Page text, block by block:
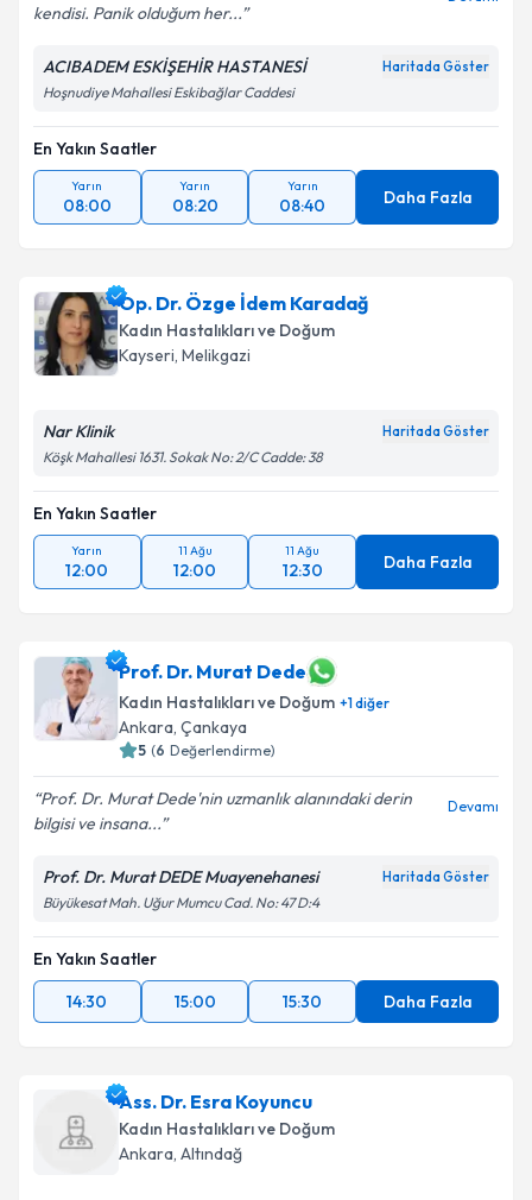
kendisi. Panik olduğum her...
ACIBADEM ESKİŞEHİR HASTANESİ Haritada Göster
Hoşnudiye Mahallesi Eskibağlar Caddesi
En Yakın Saatler
Yarın
08:00
Yarın
08:20
Yarın
08:40 Daha Fazla
Op. Dr. Özge İdem Karadağ
Kadın Hastalıkları ve Doğum
Kayseri, Melikgazi
Nar Klinik Haritada Göster
Köşk Mahallesi 1631. Sokak No: 2/C Cadde: 38
En Yakın Saatler
Yarın
12:00
11 Ağu
12:00
11 Ağu
12:30 Daha Fazla
Prof. Dr. Murat Dede
Kadın Hastalıkları ve Doğum +1diğer
Ankara, Çankaya
5 (6 Değerlendirme)
Prof. Dr. Murat Dede'nin uzmanlık alanındaki derin
bilgisi ve insana...
Devamı
Prof. Dr. Murat DEDE Muayenehanesi Haritada Göster
Büyükesat Mah. Uğur Mumcu Cad. No: 47 D:4
En Yakın Saatler
14:30
15:00 15:30 Daha Fazla
Ass. Dr. Esra Koyuncu
Kadın Hastalıkları ve Doğum
Ankara, Altındağ